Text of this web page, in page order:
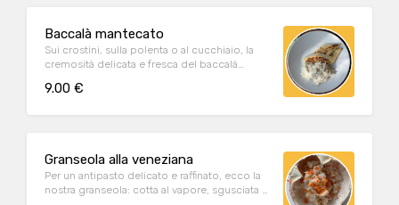
Baccalà mantecato
Sui crostini, sulla polenta o al cucchiaio, la
cremosità delicata e fresca del baccalà
9.00 €
Granseola alla veneziana
Per un antipasto delicato e raffinato, ecco la
nostra granseola: cotta al vapore, sgusciata a